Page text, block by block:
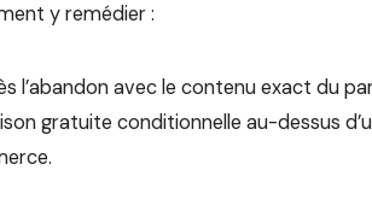
y remédier :
l’abandon avec le contenu exact du
gratuite conditionnelle au-dessus